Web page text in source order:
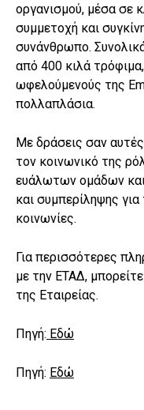
οργανισμού, μέσα σε
συμμετοχή και
συνάνθρωπο.
από 400 κιλά
ωφελούμενούς της
πολλαπλάσια.
Με δράσεις σαν
τον κοινωνικό της
ευάλωτων ομάδων και
και συμπερίληψης για
κοινωνίες.
Για περισσότερες
με την ΕΤΑΔ,
της Εταιρείας.
Πηγή: Εδώ
Πηγή: Εδώ